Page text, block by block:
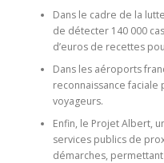
Dans le cadre de la
de détecter 140 000
d’euros de recettes
Dans les aéroports
reconnaissance
voyageurs.
Enfin, le Projet Albert,
services publics de
démarches,